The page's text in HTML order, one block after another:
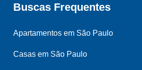
Buscas Frequentes
Apartamentos em São Paulo
Casas em São Paulo